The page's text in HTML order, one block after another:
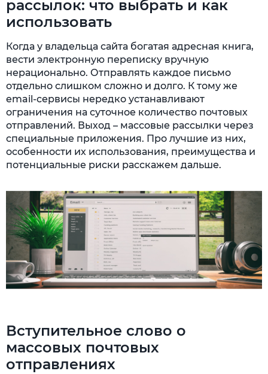
рассылок: что выбрать и как
использовать
Когда у владельца сайта богатая адресная книга,
вести электронную переписку вручную
нерационально. Отправлять каждое письмо
отдельно слишком сложно и долго. К тому же
email-сервисы нередко устанавливают
ограничения на суточное количество почтовых
отправлений. Выход – массовые рассылки через
специальные приложения. Про лучшие из них,
особенности их использования, преимущества и
потенциальные риски расскажем дальше.
Вступительное слово о
массовых почтовых
отправлениях
соотношение расходов и эффективности
Популярные приложения для рассылки
писем
ePochta Mailer
Возможности приложения
Advanced Direct Remailer (ADR)
Send-Safe Enterprise